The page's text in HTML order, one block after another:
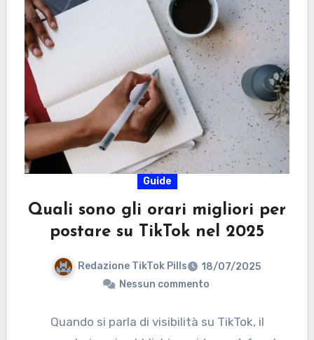
Guide
Quali sono gli orari migliori per
postare su TikTok nel 2025
Redazione TikTok Pills
18/07/2025
Nessun commento
Quando si parla di visibilità su TikTok, il